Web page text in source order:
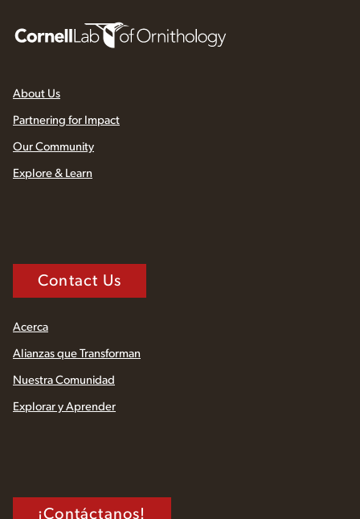
About Us
Partnering for Impact
Our Community
Explore & Learn
Contact Us
Acerca
Alianzas que Transforman
Nuestra Comunidad
Explorar y Aprender
¡Contáctanos!